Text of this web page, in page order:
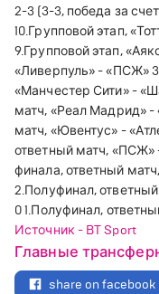
2-3 (3-3, победа за
10.Групповой этап,«
9.Групповой этап,«
«Ливерпуль»-«ПСЖ»
«Манчестер Сити»-«
матч, «Реал Мадрид»-
матч, «Ювентус» -«
ответный матч, «ПСЖ»
финала, ответный
2.Полуфинал,
01.Полуфинал,
Источник - BT Sport
Главные
share on facebook